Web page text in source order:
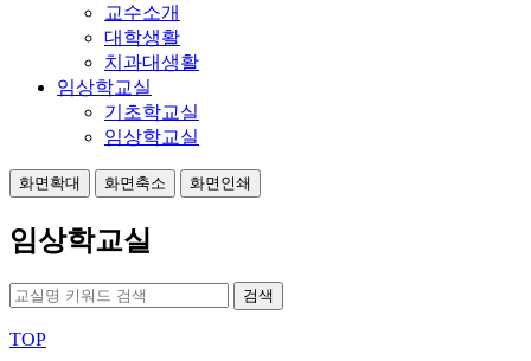
교수소개
대학생활
치과대생활
임상학교실
기초학교실
임상학교실
화면확대 화면축소 화면인쇄
임상학교실
검색
TOP